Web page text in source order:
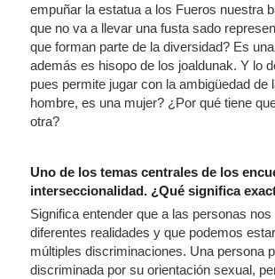
empuñar la estatua a los Fueros nuestra
que no va a llevar una fusta sado
que forman parte de la diversidad? Es
además es hisopo de los joaldunak. Y lo
pues permite jugar con la ambigüedad de
hombre, es una mujer? ¿Por qué tiene
otra?
Uno de los temas centrales de los
interseccionalidad. ¿Qué significa
Significa entender que a las personas
diferentes realidades y que podemos
múltiples discriminaciones. Una persona
discriminada por su orientación sexual,